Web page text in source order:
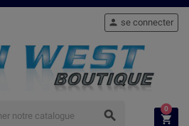

 se connecter

0